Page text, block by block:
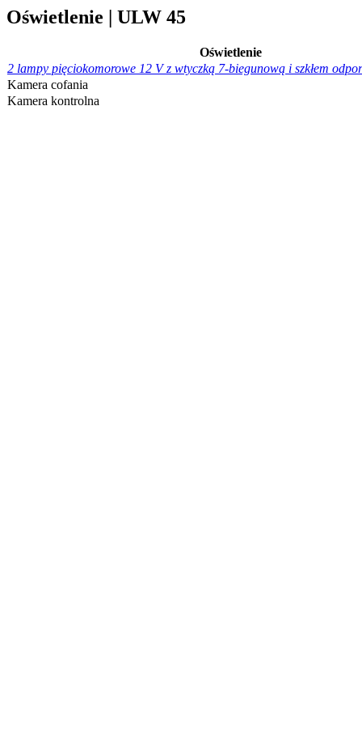
Oświetlenie | ULW 45
Oświetlenie
2 lampy pięciokomorowe 12 V z wtyczką 7-biegunową i szkłem
Kamera cofania
Kamera kontrolna